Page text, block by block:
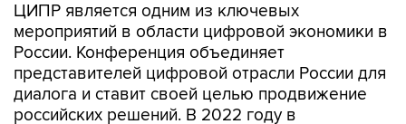
ЦИПР является одним из ключевых
мероприятий в области цифровой экономики в
России. Конференция объединяет
представителей цифровой отрасли России для
диалога и ставит своей целью продвижение
российских решений. В 2022 году в